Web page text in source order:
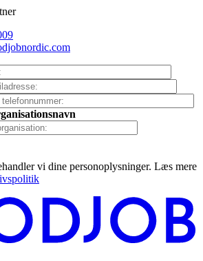
vi dine personoplysninger. Læs mere